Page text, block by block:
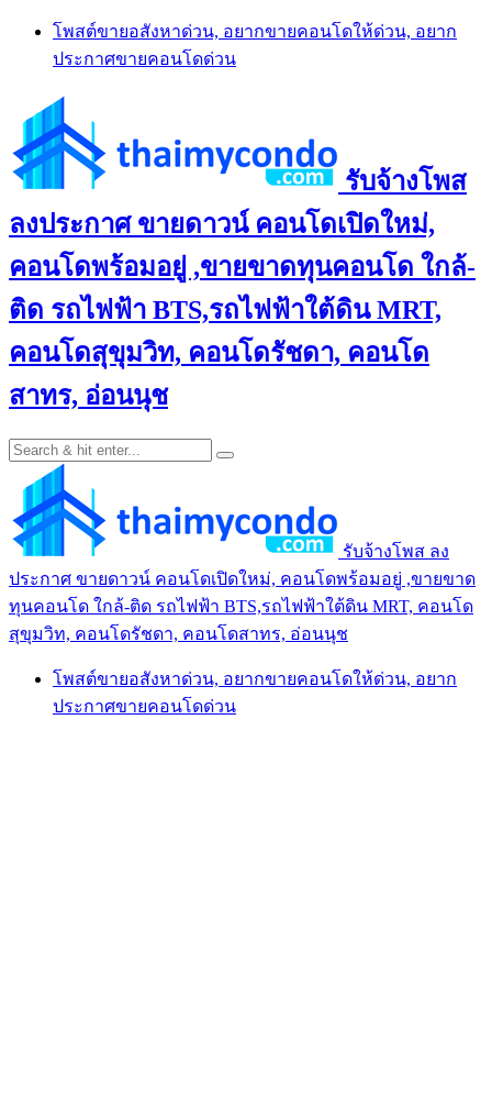
Skip
content
โพสต์ขายอสังหาด่วน, อยากขายคอนโดให้ด่วน, อยาก
ประกาศขายคอนโดด่วน
รับจ้างโพส
ลงประกาศ ขายดาวน์ คอนโดเปิดใหม่,
คอนโดพร้อมอยู่ ,ขายขาดทุนคอนโด ใกล้-
ติด รถไฟฟ้า BTS,รถไฟฟ้าใต้ดิน MRT,
คอนโดสุขุมวิท, คอนโดรัชดา, คอนโด
สาทร, อ่อนนุช
รับจ้างโพส ลง
ประกาศ ขายดาวน์ คอนโดเปิดใหม่, คอนโดพร้อมอยู่ ,ขายขาด
ทุนคอนโด ใกล้-ติด รถไฟฟ้า BTS,รถไฟฟ้าใต้ดิน MRT, คอนโด
สุขุมวิท, คอนโดรัชดา, คอนโดสาทร, อ่อนนุช
โพสต์ขายอสังหาด่วน, อยากขายคอนโดให้ด่วน, อยาก
ประกาศขายคอนโดด่วน